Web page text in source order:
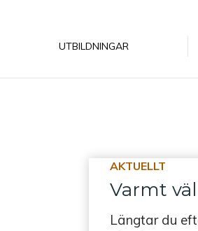
UTBILDNINGAR
AKTUELLT
Varmt
Längtar du